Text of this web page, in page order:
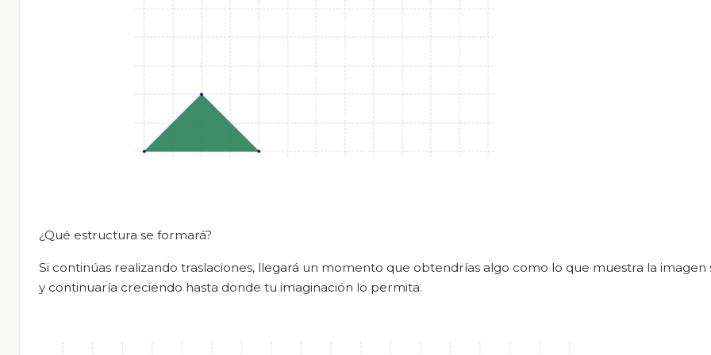
¿Qué estructura se formará?
Si continúas realizando traslaciones, llegará un momento que obtendrías algo como lo que muestra la imagen
y continuaría creciendo hasta donde tu imaginación lo permita.